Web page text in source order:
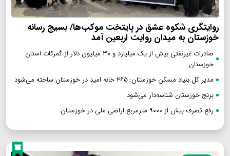
روایتگری شکوه عشق در پایتخت موکب‌ها/ بسیج رسانه
خوزستان به میدان روایت اربعین آمد
صادرات غیرنفتی بیش از یک میلیارد و ۳۰ میلیون دلار از گمرکات استان
خوزستان
مدیر کل بنیاد مسکن خوزستان: ۴۶۵ خانه امید در خوزستان ساخته می‌شود
برنج خوزستان شناسه‌دار می‌شود
رفع تصرف بیش از ۹۰۰۰ مترمربع اراضی ملی در خوزستان